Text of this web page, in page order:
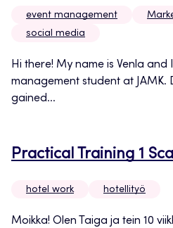
event management
social media
Hi there! My name is Venla
management student at JAMK.
gained...
Practical Training 1
hotel work hotellityö
Moikka! Olen Taiga ja tein 10